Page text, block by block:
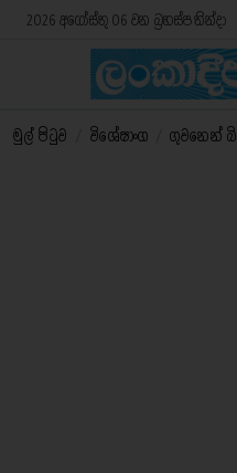
2026 අගෝස්තු 06 වන බ්‍රහස්පතින්දා
මුල් පිටුව විශේෂාංග ගුවනෙන්